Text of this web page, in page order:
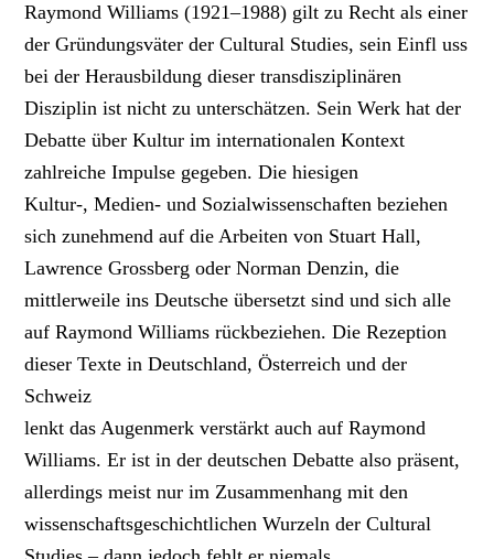
Raymond Williams (1921–1988) gilt zu Recht als einer
der Gründungsväter der Cultural Studies, sein Einfl uss
bei der Herausbildung dieser transdisziplinären
Disziplin ist nicht zu unterschätzen. Sein Werk hat der
Debatte über Kultur im internationalen Kontext
zahlreiche Impulse gegeben. Die hiesigen
Kultur-, Medien- und Sozialwissenschaften beziehen
sich zunehmend auf die Arbeiten von Stuart Hall,
Lawrence Grossberg oder Norman Denzin, die
mittlerweile ins Deutsche übersetzt sind und sich alle
auf Raymond Williams rückbeziehen. Die Rezeption
dieser Texte in Deutschland, Österreich und der
Schweiz
lenkt das Augenmerk verstärkt auch auf Raymond
Williams. Er ist in der deutschen Debatte also präsent,
allerdings meist nur im Zusammenhang mit den
wissenschaftsgeschichtlichen Wurzeln der Cultural